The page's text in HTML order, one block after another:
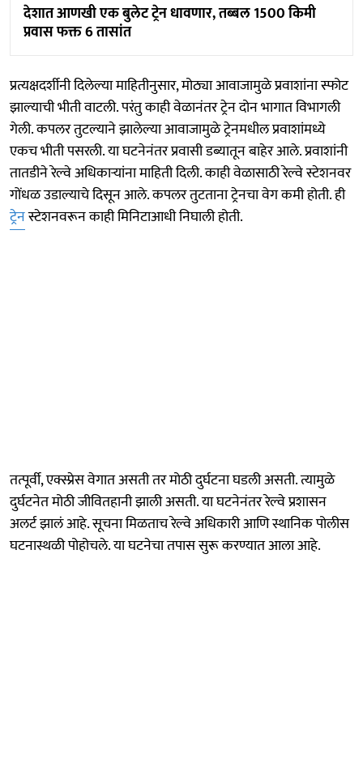
देशात आणखी एक बुलेट ट्रेन धावणार, तब्बल 1500 किमी
प्रवास फक्त 6 तासांत
प्रत्यक्षदर्शीनी दिलेल्या माहितीनुसार, मोठ्या आवाजामुळे प्रवाशांना स्फोट
झाल्याची भीती वाटली. परंतु काही वेळानंतर ट्रेन दोन भागात विभागली
गेली. कपलर तुटल्याने झालेल्या आवाजामुळे ट्रेनमधील प्रवाशांमध्ये
एकच भीती पसरली. या घटनेनंतर प्रवासी डब्यातून बाहेर आले. प्रवाशांनी
तातडीने रेल्वे अधिकाऱ्यांना माहिती दिली. काही वेळासाठी रेल्वे स्टेशनवर
गोंधळ उडाल्याचे दिसून आले. कपलर तुटताना ट्रेनचा वेग कमी होती. ही
ट्रेनस्टेशनवरून काही मिनिटाआधी निघाली होती.
तत्पूर्वी, एक्स्प्रेस वेगात असती तर मोठी दुर्घटना घडली असती. त्यामुळे
दुर्घटनेत मोठी जीवितहानी झाली असती. या घटनेनंतर रेल्वे प्रशासन
अलर्ट झालं आहे. सूचना मिळताच रेल्वे अधिकारी आणि स्थानिक पोलीस
घटनास्थळी पोहोचले. या घटनेचा तपास सुरू करण्यात आला आहे.